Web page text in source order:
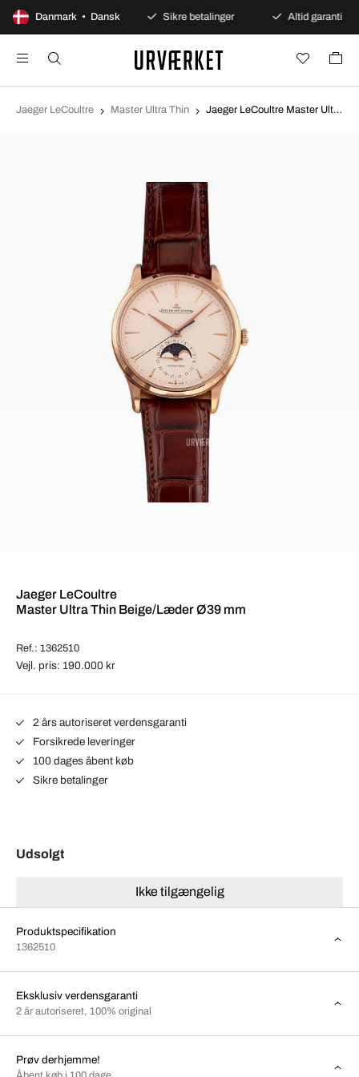
Danmark • Dansk
100 dages åbent køb Sikre betalinger Altid garanti
Jaeger LeCoultre Master Ultra Thin Jaeger LeCoultre Master Ultra Thin Beige/Læder Ø39 mm 1362510
Jaeger LeCoultre
Master Ultra Thin Beige/Læder Ø39 mm
Ref.: 1362510
Vejl. pris: 190.000 kr
2 års autoriseret verdensgaranti
Forsikrede leveringer
100 dages åbent køb
Sikre betalinger
Udsolgt
Ikke tilgængelig
Produktspecifikation
1362510
Eksklusiv verdensgaranti
2 år autoriseret, 100% original
Prøv derhjemme!